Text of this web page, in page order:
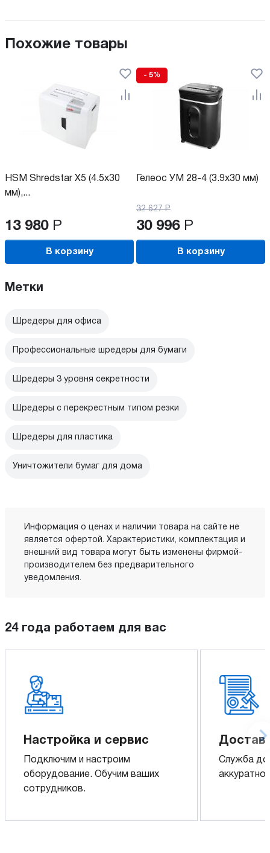
Похожие товары
HSM Shredstar X5 (4.5x30
мм),...
13 980 Р
В корзину
- 5%
Гелеос УМ 28-4 (3.9x30 мм)
32 627 Р
30 996 Р
В корзину
Метки
Шредеры для офиса
Профессиональные шредеры для бумаги
Шредеры 3 уровня секретности
Шредеры с перекрестным типом резки
Шредеры для пластика
Уничтожители бумаг для дома
Информация о ценах и наличии товара на сайте не
является офертой. Характеристики, комплектация и
внешний вид товара могут быть изменены фирмой-
производителем без предварительного
уведомления.
24 года работаем для вас
Настройка и сервис
Подключим и настроим
оборудование. Обучим ваших
сотрудников.
Служба
аккуратно